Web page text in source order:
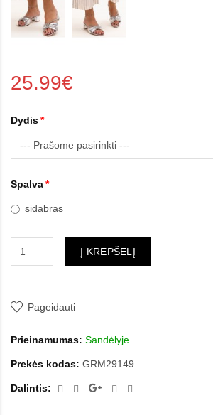
25.99€
Dydis
Spalva
sidabras
Į KREPŠELĮ
Pageidauti
Prieinamumas: Sandėlyje
Prekės kodas: GRM29149
Dalintis: